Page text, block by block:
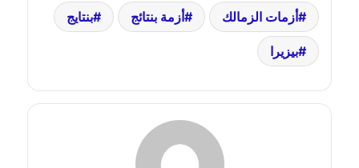
أزمات الزمالك أزمة بنتائج بنتايج
بيزيرا